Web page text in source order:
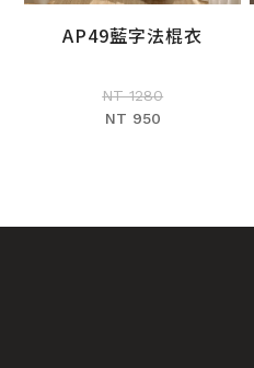
AP49藍字法棍衣
NT 1280
NT 950